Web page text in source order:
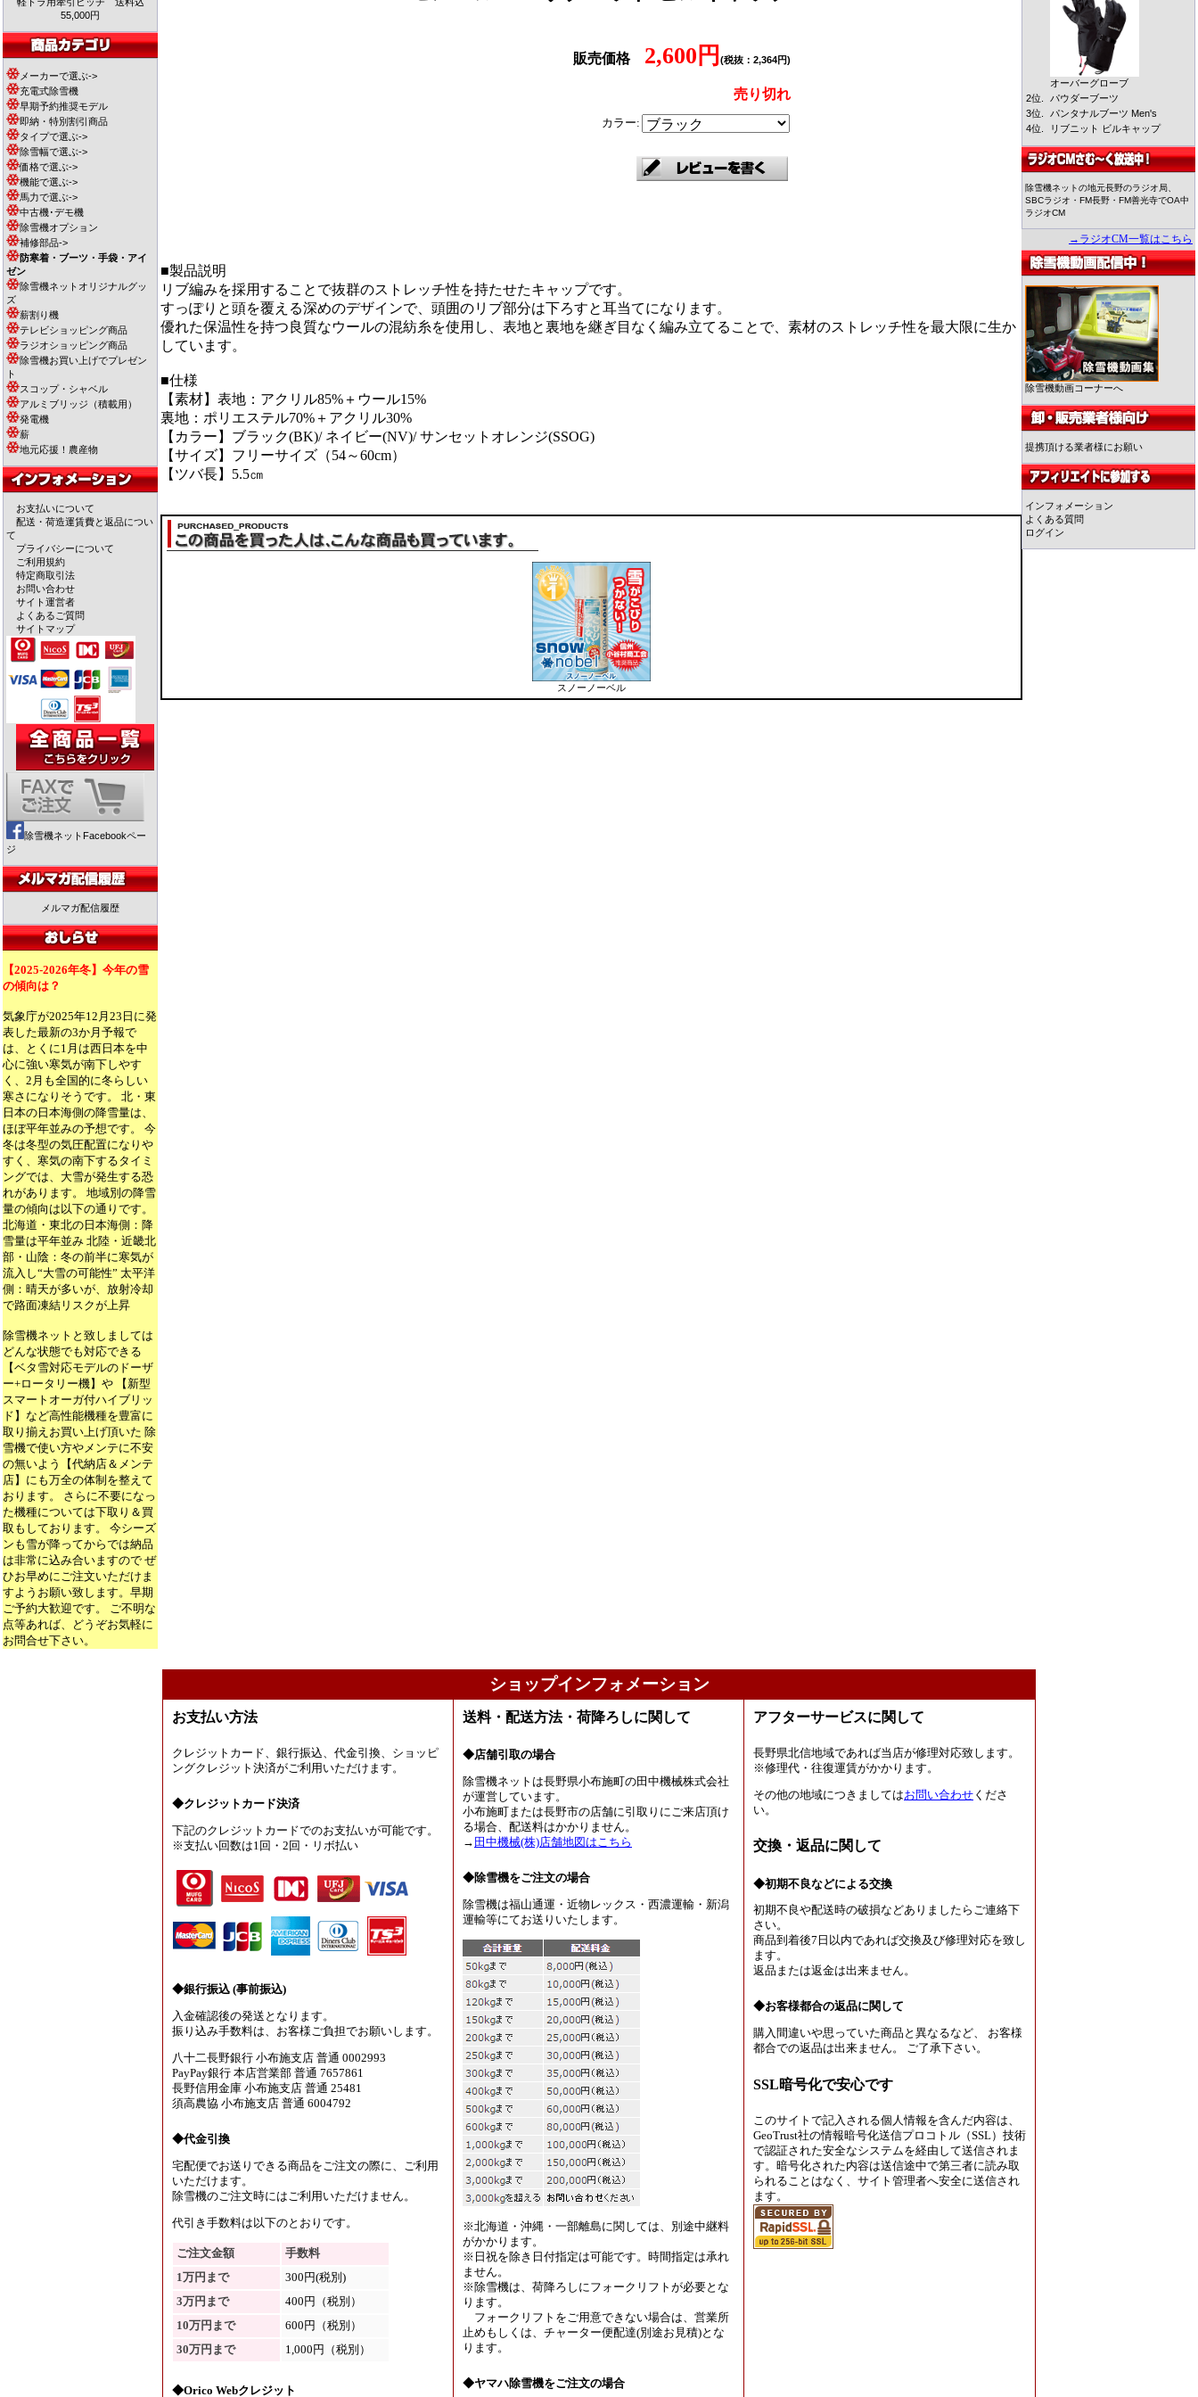
55,000円
メーカーで選ぶ->
充電式除雪機
早期予約推奨モデル
即納・特別割引商品
タイプで選ぶ->
除雪幅で選ぶ->
価格で選ぶ->
機能で選ぶ->
馬力で選ぶ->
中古機･デモ機
除雪機オプション
補修部品->
防寒着・ブーツ・手袋・アイ
ゼン
除雪機ネットオリジナルグッ
ズ
薪割り機
テレビショッピング商品
ラジオショッピング商品
除雪機お買い上げでプレゼン
ト
スコップ・シャベル
アルミブリッジ（積載用）
発電機
薪
地元応援！農産物
お支払いについて
配送・荷造運賃費と返品につい
て
プライバシーについて
ご利用規約
特定商取引法
お問い合わせ
サイト運営者
よくあるご質問
サイトマップ
除雪機ネットFacebookペー
ジ
メルマガ配信履歴
【2025-2026年冬】今年の雪
の傾向は？
気象庁が2025年12月23日に発
表した最新の3か月予報で
は、とくに1月は西日本を中
心に強い寒気が南下しやす
く、2月も全国的に冬らしい
寒さになりそうです。 北・東
日本の日本海側の降雪量は、
ほぼ平年並みの予想です。 今
冬は冬型の気圧配置になりや
すく、寒気の南下するタイミ
ングでは、大雪が発生する恐
れがあります。 地域別の降雪
量の傾向は以下の通りです。
北海道・東北の日本海側：降
雪量は平年並み 北陸・近畿北
部・山陰：冬の前半に寒気が
流入し“大雪の可能性” 太平洋
側：晴天が多いが、放射冷却
で路面凍結リスクが上昇
除雪機ネットと致しましては
どんな状態でも対応できる
【ベタ雪対応モデルのドーザ
ー+ロータリー機】や 【新型
スマートオーガ付ハイブリッ
ド】など高性能機種を豊富に
取り揃えお買い上げ頂いた 除
雪機で使い方やメンテに不安
の無いよう【代納店＆メンテ
店】にも万全の体制を整えて
おります。 さらに不要になっ
た機種については下取り＆買
取もしております。 今シーズ
ンも雪が降ってからでは納品
は非常に込み合いますので ぜ
ひお早めにご注文いただけま
すようお願い致します。早期
ご予約大歓迎です。 ご不明な
点等あれば、どうぞお気軽に
お問合せ下さい。
販売価格 2,600円 (税抜：2,364円)
売り切れ
カラー:
■製品説明
リブ編みを採用することで抜群のストレッチ性を持たせたキャップです。
すっぽりと頭を覆える深めのデザインで、頭囲のリブ部分は下ろすと耳当てになります。
優れた保温性を持つ良質なウールの混紡糸を使用し、表地と裏地を継ぎ目なく編み立てることで、素材のストレッチ性を最大限に生か
しています。
■仕様
【素材】表地：アクリル85%＋ウール15%
裏地：ポリエステル70%＋アクリル30%
【カラー】ブラック(BK)/ ネイビー(NV)/ サンセットオレンジ(SSOG)
【サイズ】フリーサイズ（54～60cm）
【ツバ長】5.5㎝
スノーノーベル
オーバーグローブ
2位.
パウダーブーツ
3位.
パンタナルブーツ Men's
4位.
リブニット ビルキャップ
除雪機ネットの地元長野のラジオ局、
SBCラジオ・FM長野・FM善光寺でOA中
ラジオCM
→ラジオCM一覧はこちら
除雪機動画コーナーへ
提携頂ける業者様にお願い
インフォメーション
よくある質問
ログイン
ショップインフォメーション
お支払い方法
クレジットカード、銀行振込、代金引換、ショッピ
ングクレジット決済がご利用いただけます。
◆クレジットカード決済
下記のクレジットカードでのお支払いが可能です。
※支払い回数は1回・2回・リボ払い
◆銀行振込 (事前振込)
入金確認後の発送となります。
振り込み手数料は、お客様ご負担でお願いします。
八十二長野銀行 小布施支店 普通 0002993
PayPay銀行 本店営業部 普通 7657861
長野信用金庫 小布施支店 普通 25481
須高農協 小布施支店 普通 6004792
◆代金引換
宅配便でお送りできる商品をご注文の際に、ご利用
いただけます。
除雪機のご注文時にはご利用いただけません。
代引き手数料は以下のとおりです。
ご注文金額
手数料
1万円まで
300円(税別)
3万円まで
400円（税別）
10万円まで
600円（税別）
30万円まで
1,000円（税別）
◆Orico Webクレジット
送料・配送方法・荷降ろしに関して
◆店舗引取の場合
除雪機ネットは長野県小布施町の田中機械株式会社
が運営しています。
小布施町または長野市の店舗に引取りにご来店頂け
る場合、配送料はかかりません。
→ 田中機械(株)店舗地図はこちら
◆除雪機をご注文の場合
除雪機は福山通運・近物レックス・西濃運輸・新潟
運輸等にてお送りいたします。
※北海道・沖縄・一部離島に関しては、別途中継料
がかかります。
※日祝を除き日付指定は可能です。時間指定は承れ
ません。
※除雪機は、荷降ろしにフォークリフトが必要とな
ります。
フォークリフトをご用意できない場合は、営業所
止めもしくは、チャーター便配達(別途お見積)とな
ります。
◆ヤマハ除雪機をご注文の場合
アフターサービスに関して
長野県北信地域であれば当店が修理対応致します。
※修理代・往復運賃がかかります。
その他の地域につきましてはお問い合わせ くださ
い。
交換・返品に関して
◆初期不良などによる交換
初期不良や配送時の破損などありましたらご連絡下
さい。
商品到着後7日以内であれば交換及び修理対応を致し
ます。
返品または返金は出来ません。
◆お客様都合の返品に関して
購入間違いや思っていた商品と異なるなど、 お客様
都合での返品は出来ません。 ご了承下さい。
SSL暗号化で安心です
このサイトで記入される個人情報を含んだ内容は、
GeoTrust社の情報暗号化送信プロコトル（SSL）技術
で認証された安全なシステムを経由して送信されま
す。暗号化された内容は送信途中で第三者に読み取
られることはなく、サイト管理者へ安全に送信され
ます。